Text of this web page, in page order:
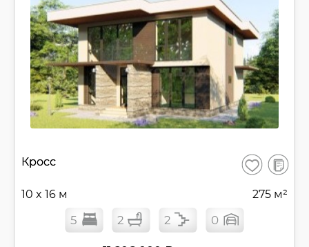
Кросс Сохранить
В
10 x 16 м 275 м²
5 2 2 0